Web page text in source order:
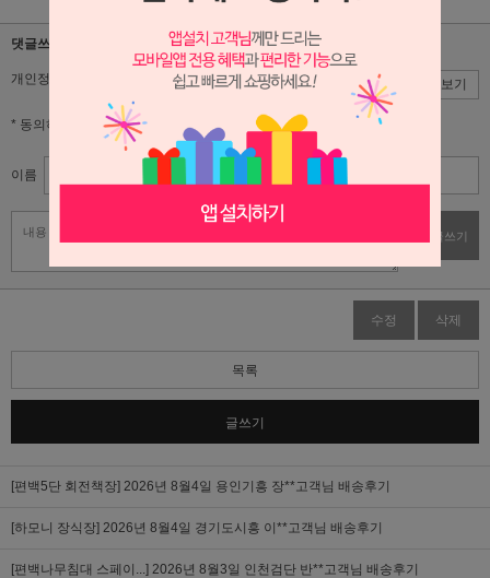
댓글쓰기
개인정보 수집,이용에 대한 동의 동의 동의안함 약관보기
* 동의하셔야 서비스를 이용하실 수 있습니다.
이름
댓글쓰기
수정 삭제
목록
글쓰기
[편백5단 회전책장] 2026년 8월4일 용인기흥 장**고객님 배송후기
[하모니 장식장] 2026년 8월4일 경기도시흥 이**고객님 배송후기
[편백나무침대 스페이...] 2026년 8월3일 인천검단 반**고객님 배송후기